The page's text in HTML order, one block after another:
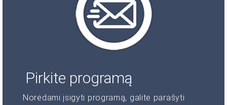
Pirkite programą
Norėdami įsigyti programą, galite parašyti